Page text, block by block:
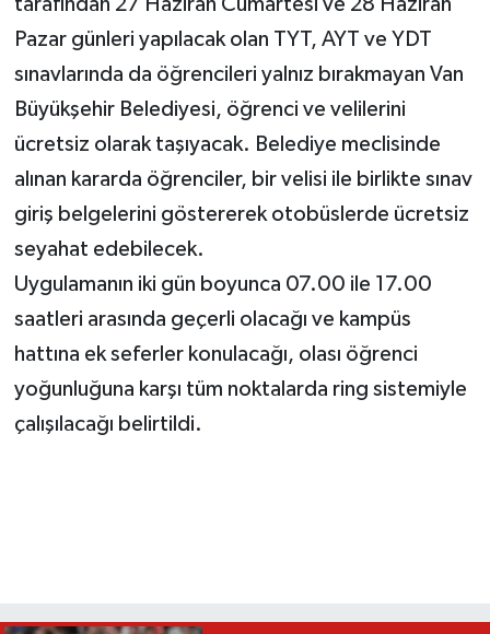
Pazar günleri yapılacak olan TYT, AYT ve YDT
sınavlarında da öğrencileri yalnız bırakmayan Van
Büyükşehir Belediyesi, öğrenci ve velilerini
ücretsiz olarak taşıyacak. Belediye meclisinde
alınan kararda öğrenciler, bir velisi ile birlikte sınav
giriş belgelerini göstererek otobüslerde ücretsiz
seyahat edebilecek.
Uygulamanın iki gün boyunca 07.00 ile 17.00
saatleri arasında geçerli olacağı ve kampüs
hattına ek seferler konulacağı, olası öğrenci
yoğunluğuna karşı tüm noktalarda ring sistemiyle
çalışılacağı belirtildi.